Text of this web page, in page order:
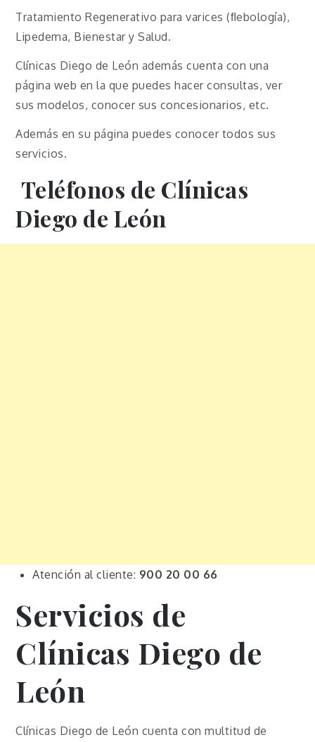
Tratamiento Regenerativo para varices (ﬂebología),
Lipedema, Bienestar y Salud.
Clínicas Diego de León además cuenta con una
página web en la que puedes hacer consultas, ver
sus modelos, conocer sus concesionarios, etc.
Además en su página puedes conocer todos sus
servicios.
Teléfonos de Clínicas
Diego de León
Atención al cliente: 900 20 00 66
Servicios de
Clínicas Diego de
León
Clínicas Diego de León cuenta con multitud de